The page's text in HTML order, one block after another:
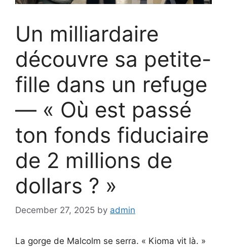
Un milliardaire
découvre sa petite-
fille dans un refuge
— « Où est passé
ton fonds fiduciaire
de 2 millions de
dollars ? »
December 27, 2025 by admin
La gorge de Malcolm se serra. « Kioma vit là. »